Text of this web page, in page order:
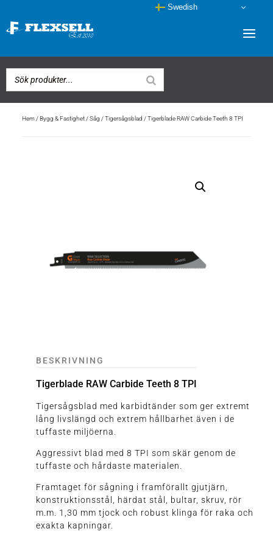
Hem/Bygg & Fastighet/Såg /Tigersågsblad / Tigerblade RAW Carbide Teeth 8 TPI
BESKRIVNING
Tigerblade RAW Carbide Teeth 8 TPI
Tigersågsblad med karbidtänder som ger extremt
lång livslängd och extrem hållbarhet även i de
tuffaste miljöerna.
Aggressivt blad med 8 TPI som skär genom de
tuffaste och hårdaste materialen.
Framtaget för sågning i framförallt gjutjärn,
konstruktionsstål, härdat stål, bultar, skruv, rör
m.m. 1,30 mm tjock och robust klinga för raka och
exakta kapningar.
Swedish